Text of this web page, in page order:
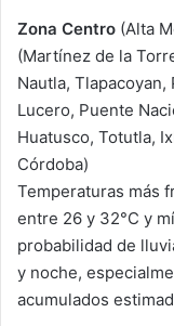
Zona Centro (Alta
(Martínez de la
Nautla,
Lucero, Puente
Huatusco, Totutla,
Córdoba)
Temperaturas más
entre 26 y 32°C y
probabilidad de
y noche,
acumulados